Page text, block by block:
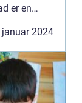
er en
januar 2024